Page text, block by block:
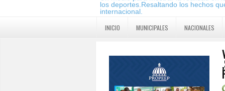
los deportes.Resaltando los hechos
internacional.
INICIO MUNICIPALES NACIONALES